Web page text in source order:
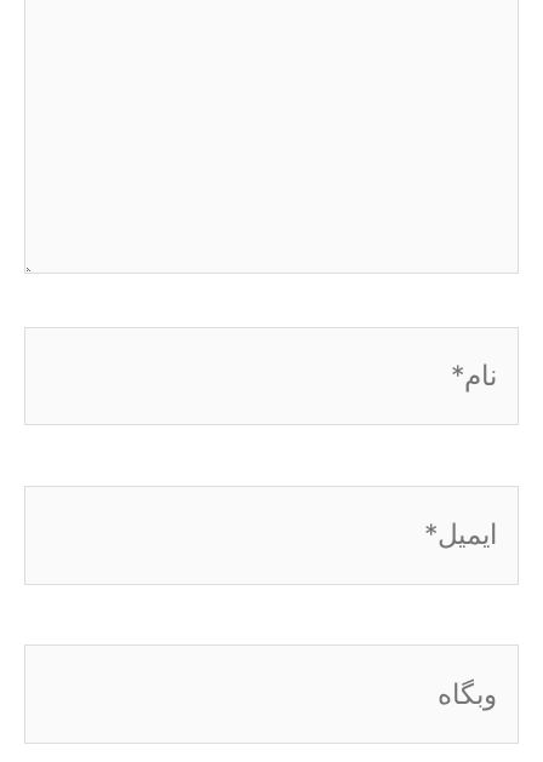
نام*
ایمیل*
وبگاه